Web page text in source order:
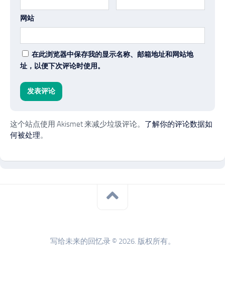
网站
在此浏览器中保存我的显示名称、邮箱地址和网站地
址，以便下次评论时使用。
这个站点使用 Akismet 来减少垃圾评论。 了解你的评论数据如
何被处理。
写给未来的回忆录 © 2026. 版权所有。